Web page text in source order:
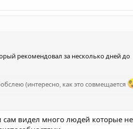
рекомендовал за несколько дней до
(интересно, как это совмещается
видел много людей которые не